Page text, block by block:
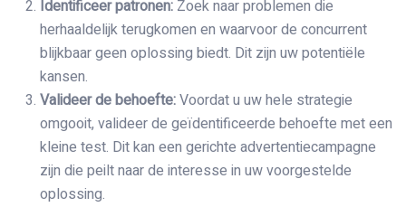
Identificeer patronen: Zoek naar problemen die
herhaaldelijk terugkomen en waarvoor de concurrent
blijkbaar geen oplossing biedt. Dit zijn uw potentiële
kansen.
Valideer de behoefte:Voordat u uw hele strategie
omgooit, valideer de geïdentificeerde behoefte met een
kleine test. Dit kan een gerichte advertentiecampagne
zijn die peilt naar de interesse in uw voorgestelde
oplossing.